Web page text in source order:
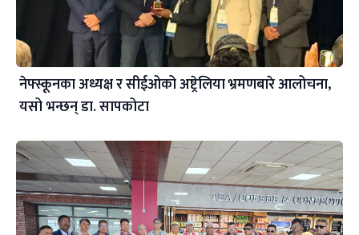
नेफ्स्कूनका अध्यक्ष र सीईओको अष्ट्रेलिया भ्रमणबारे आलोचना,
यसो भन्छन् डा‍. सापकोटा